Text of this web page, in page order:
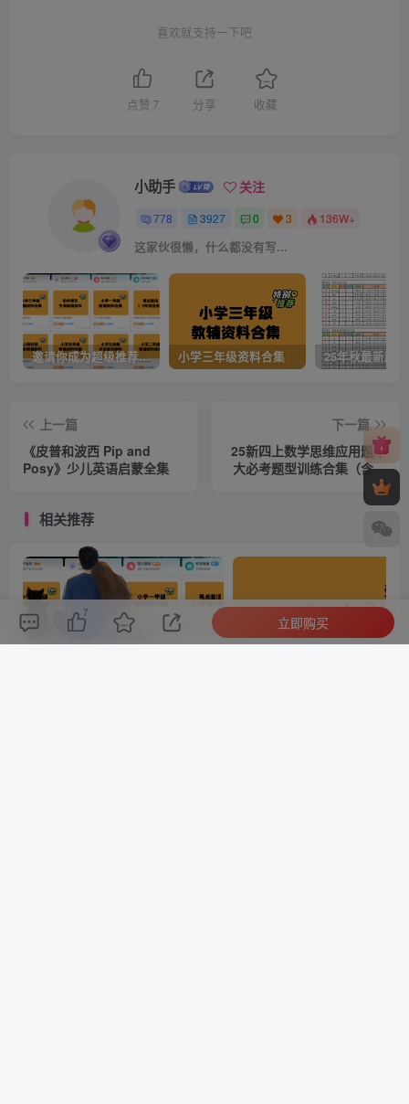
喜欢就支持一下吧
点赞 7 分享 收藏
小助手 关注
778 3927 0 3 136W+
这家伙很懒，什么都没有写...
邀请你成为超级推荐官，轻松实现月入过万 小学三年级资料合集
上一篇
《皮普和波西 Pip and
Posy》少儿英语启蒙全集
下一篇
25新四上数学思维应用题十
大必考题型训练合集（含答
案54页）
相关推荐
寒江孤影，江湖故人，相逢何必曾相识！
评论( 点赞(7) 收藏
7
立即购买